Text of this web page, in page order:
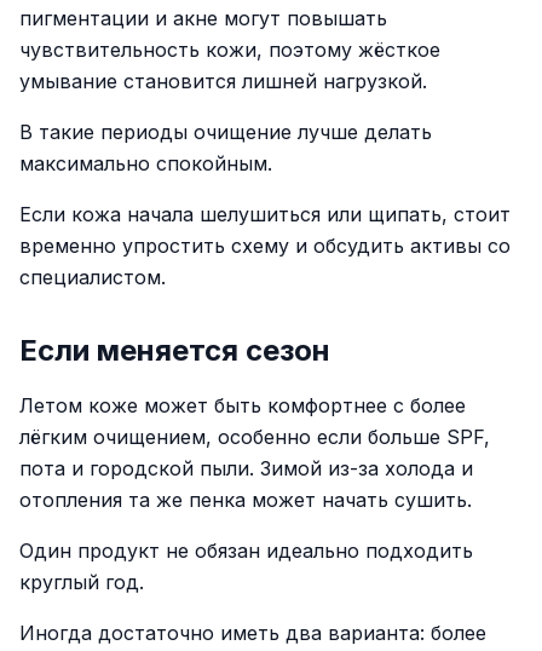
пигментации и акне могут повышать
чувствительность кожи, поэтому жёсткое
умывание становится лишней нагрузкой.
В такие периоды очищение лучше делать
максимально спокойным.
Если кожа начала шелушиться или щипать, стоит
временно упростить схему и обсудить активы со
специалистом.
Если меняется сезон
Летом коже может быть комфортнее с более
лёгким очищением, особенно если больше SPF,
пота и городской пыли. Зимой из-за холода и
отопления та же пенка может начать сушить.
Один продукт не обязан идеально подходить
круглый год.
Иногда достаточно иметь два варианта: более